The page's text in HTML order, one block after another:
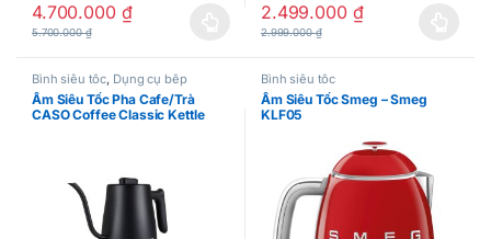
4.700.000 ₫
5.700.000₫
Sản phẩm này có nhiều biến thể. Các tùy chọn có thể được
2.499.000 ₫
2.999.000₫
Sản phẩm này có nhiều biến
Bình siêu tốc, Dụng cụ bếp
Ấm Siêu Tốc Pha Cafe/Trà
CASO Coffee Classic Kettle
Bình siêu tốc
Ấm Siêu Tốc Smeg – Smeg
KLF05